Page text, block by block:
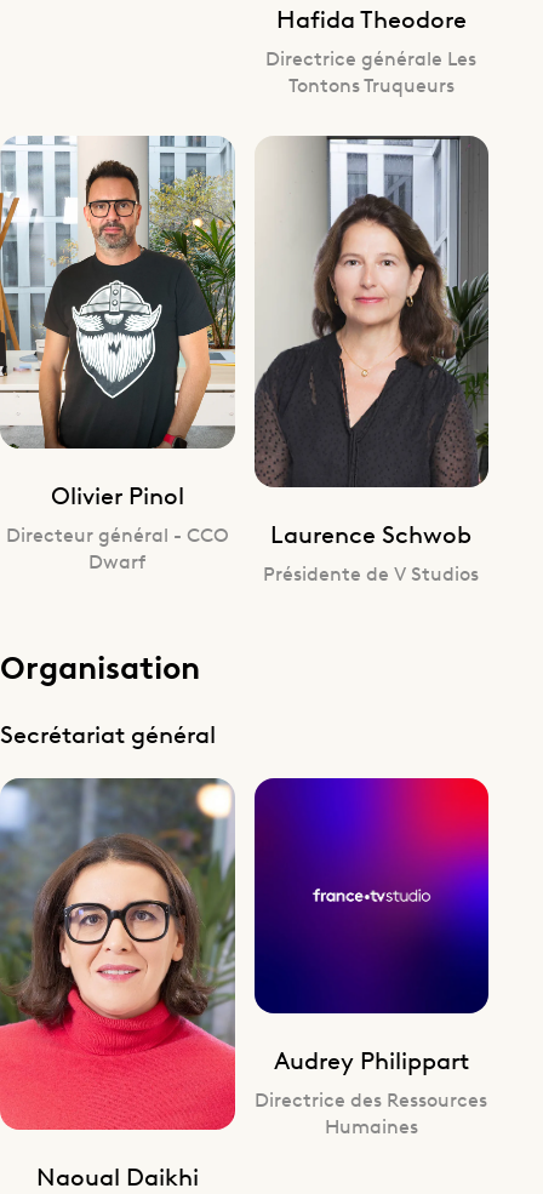
Hafida Theodore
Directrice générale Les
Tontons Truqueurs
Olivier Pinol
Directeur général - CCO
Dwarf
Laurence Schwob
Présidente de V Studios
Organisation
Secrétariat général
Naoual Daikhi
Audrey Philippart
Directrice des Ressources
Humaines